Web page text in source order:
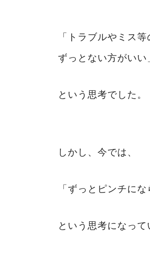
「トラブルやミス
ずっとない方がいい
という思考でした。
しかし、今では、
「ずっとピンチに
という思考になって